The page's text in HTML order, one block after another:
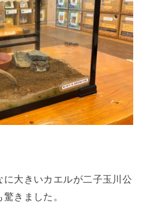
大きいカエルが二子玉川公
きました。